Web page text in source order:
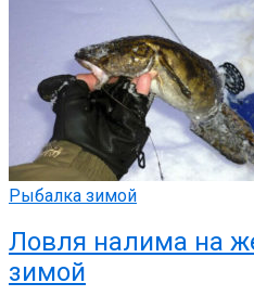
Рыбалка зимой
Ловля налима на
зимой